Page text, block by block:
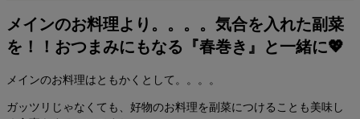
メインのお料理より。。。。気合を入れた副菜
を！！おつまみにもなる『春巻き』と一緒に💖
メインのお料理はともかくとして。。。。
ガッツリじゃなくても、好物のお料理を副菜につけることも美味し